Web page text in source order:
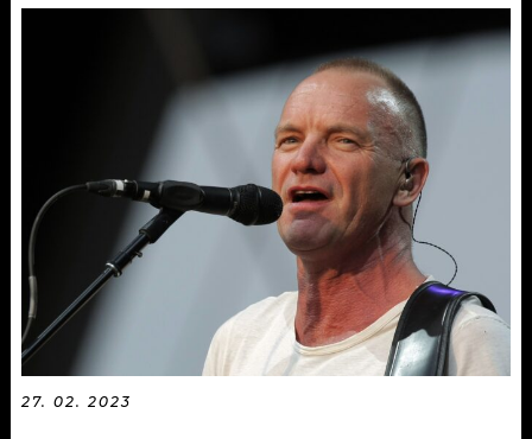
KALENDÁŘ
TRENDY
KULTURA
OSTATNÍ
27. 02. 2023